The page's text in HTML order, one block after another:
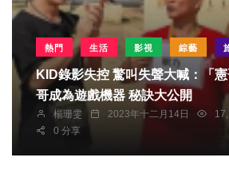
熱門 生活 影視 綜藝
KID錄影失控 驚叫失聲大喊：「
哥成為遊戲機器 秘訣大公開
楊珊雯 2023年十二月14日
0 分享